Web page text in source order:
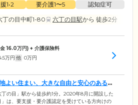
1•2 要介護1〜5
認知症可
丁の目中町1-80
六丁の目駅から 徒歩2分
金16.0万円) + 介護保険料
万円 他 0万円
よい住まい、大きな自由と安心のある暮
の目」駅から徒歩約1分。2020年8月に開設した
」は、要支援・要介護認定を受けている方向けの